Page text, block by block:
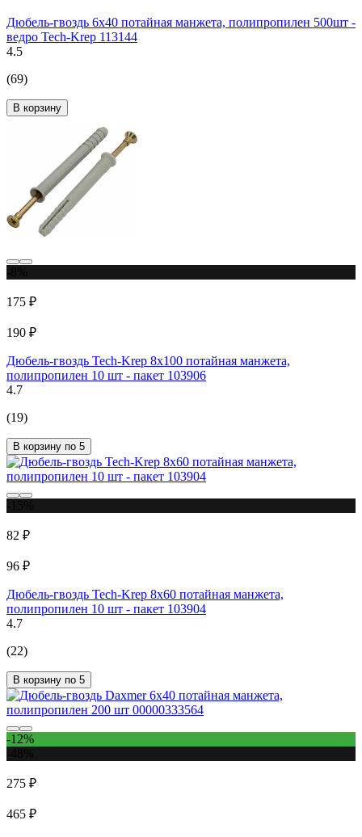
Дюбель-гвоздь 6х40 потайная манжета, полипропилен 500шт -
ведро Tech-Krep 113144
4.5
(69)
В корзину
175 ₽
190 ₽
Дюбель-гвоздь Tech-Krep 8х100 потайная манжета,
полипропилен 10 шт - пакет 103906
4.7
(19)
В корзину по 5
82 ₽
96 ₽
Дюбель-гвоздь Tech-Krep 8х60 потайная манжета,
полипропилен 10 шт - пакет 103904
4.7
(22)
В корзину по 5
-12%
275 ₽
465 ₽